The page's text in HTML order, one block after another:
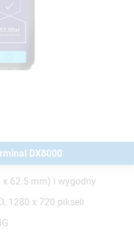
DX8000
62.5 mm) i wygodny
1280 x 720 pikseli